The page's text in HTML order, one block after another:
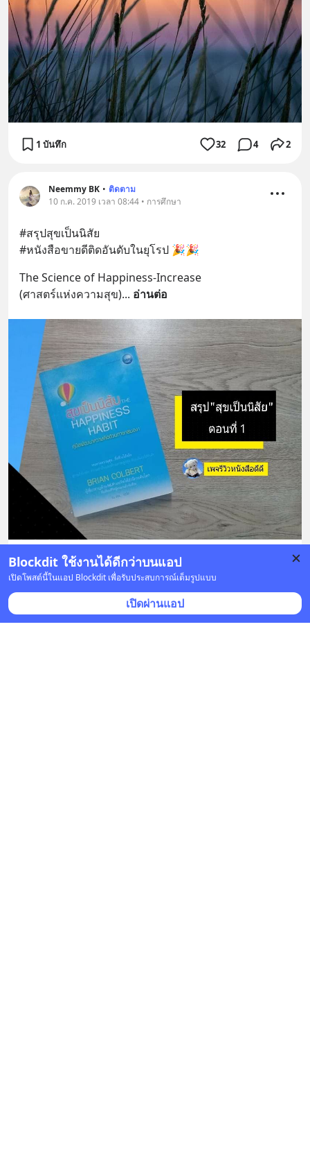
Blockdit ใช้งานได้ดีกว่าบนแอป
เปิดโพสต์นี้ในแอป Blockdit เพื่อรับประสบการณ์เต็มรูปแบบ
เปิดผ่านแอป
1 บันทึก 32 4 2
Neemmy BK • ติดตาม
10 ก.ค. 2019 เวลา 08:44 • การศึกษา
#สรุปสุขเป็นนิสัย
#หนังสือขายดีติดอันดับในยุโรป 🎉🎉
The Science of Happiness-Increase
(ศาสตร์แห่งความสุข)... อ่านต่อ
4 บันทึก
ติดตาม